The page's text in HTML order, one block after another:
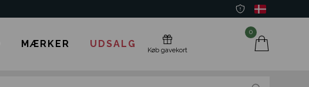
MÆRKER UDSALG
0
Køb gavekort